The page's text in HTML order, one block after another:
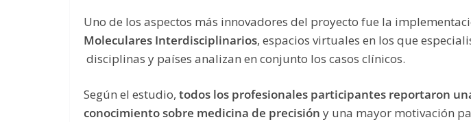
Uno de los aspectos más innovadores del proyecto fue la
Moleculares Interdisciplinarios, espacios virtuales en los que
disciplinas y países analizan en conjunto los casos clínicos.
Según el estudio, todos los profesionales participantes reportaron
conocimiento sobre medicina de precisión y una mayor motivación